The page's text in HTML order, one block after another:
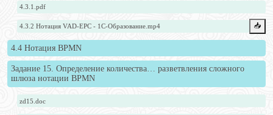
4.3.1.pdf
4.3.2 Нотация VAD-EPC - 1С-Образование.mp4 📥️
4.4 Нотация BPMN
Задание 15. Определение количества… разветвления сложного
шлюза нотации ВРМN
zd15.doc